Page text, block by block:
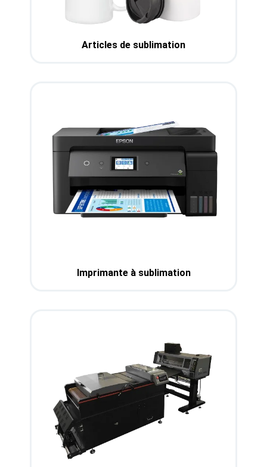
Articles de sublimation
Imprimante à sublimation